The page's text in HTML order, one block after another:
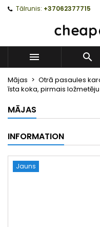
Tālrunis: +37062377715
 
Mājas Otrā pasaules
īsta koka, pirmais
MĀJAS
INFORMATION
Jauns